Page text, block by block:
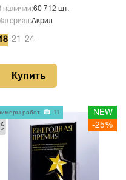
наличии:60 712 шт.
Акрил
21 24
Купить
NEW
-25%
работ 11